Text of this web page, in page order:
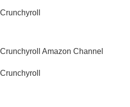
Crunchyroll
Crunchyroll Amazon Channel
Crunchyroll